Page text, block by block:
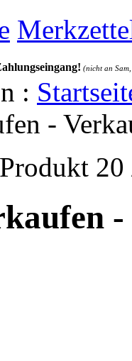
(nicht an
:
-
Produkt